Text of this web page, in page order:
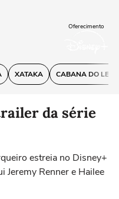
XATAKA CABANA DO
Oferecimento
da série
estreia no Disney+
Jeremy Renner e Hailee